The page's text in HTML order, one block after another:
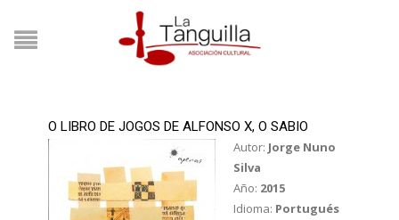
O LIBRO DE JOGOS DE ALFONSO X, O SABIO
Autor: Jorge Nuno
Silva
Año: 2015
Idioma: Portugués